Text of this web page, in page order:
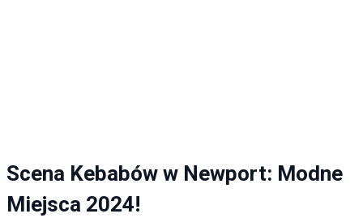
Scena Kebabów w Newport: Modne
Miejsca 2024!